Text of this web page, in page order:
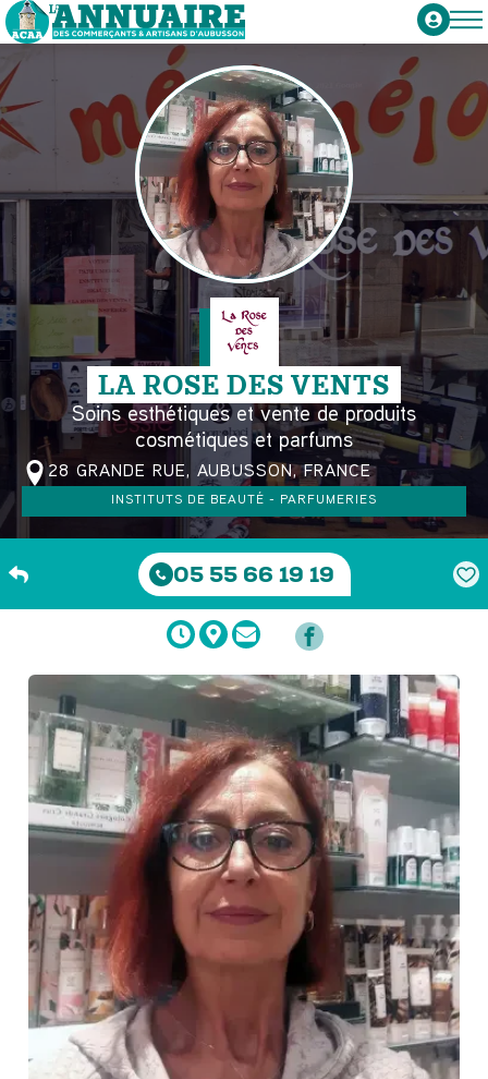
LA ROSE DES VENTS
Soins esthétiques et vente de produits
cosmétiques et parfums
28 GRANDE RUE, AUBUSSON, FRANCE
INSTITUTS DE BEAUTÉ - PARFUMERIES
05 55 66 19 19